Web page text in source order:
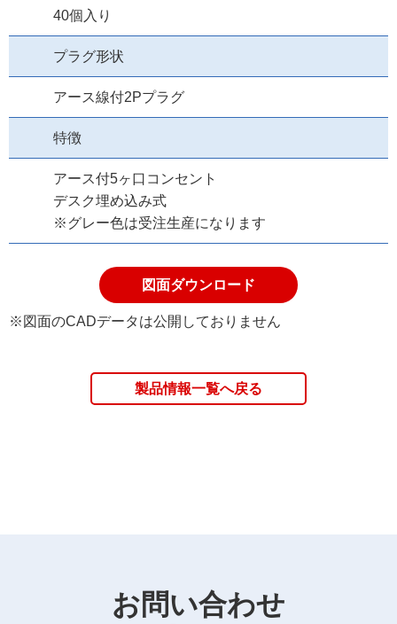
40個入り
プラグ形状
アース線付2Pプラグ
特徴
アース付5ヶ口コンセント
デスク埋め込み式
※グレー色は受注生産になります
図面ダウンロード
※図面のCADデータは公開しておりません
製品情報一覧へ戻る
お問い合わせ